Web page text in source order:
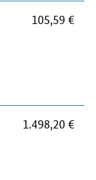
105,59 €
1.498,20 €